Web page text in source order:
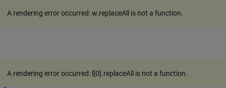
A rendering error occurred:w.replaceAll is not a function.
A rendering error occurred: l[0].replaceAll is not a function.